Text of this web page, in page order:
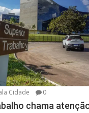
Cidade 0
chama